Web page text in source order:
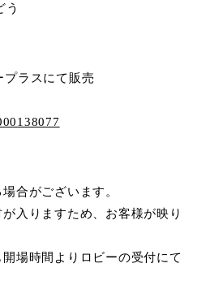
う
ラスにて販売
合がございます。
入りますため、お客様が映り
場時間よりロビーの受付にて